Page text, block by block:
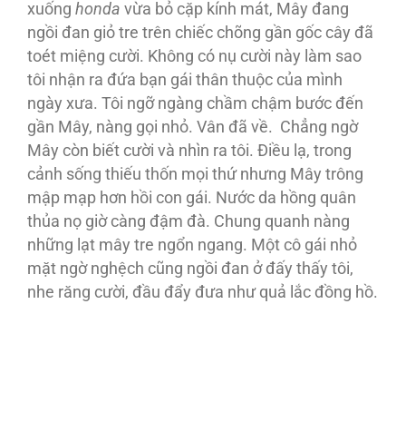
xuống honda vừa bỏ cặp kính mát, Mây đang
ngồi đan giỏ tre trên chiếc chõng gần gốc cây đã
toét miệng cười. Không có nụ cười này làm sao
tôi nhận ra đứa bạn gái thân thuộc của mình
ngày xưa. Tôi ngỡ ngàng chầm chậm bước đến
gần Mây, nàng gọi nhỏ. Vân đã về. Chẳng ngờ
Mây còn biết cười và nhìn ra tôi. Điều lạ, trong
cảnh sống thiếu thốn mọi thứ nhưng Mây trông
mập mạp hơn hồi con gái. Nước da hồng quân
thủa nọ giờ càng đậm đà. Chung quanh nàng
những lạt mây tre ngổn ngang. Một cô gái nhỏ
mặt ngờ nghệch cũng ngồi đan ở đấy thấy tôi,
nhe răng cười, đầu đẩy đưa như quả lắc đồng hồ.